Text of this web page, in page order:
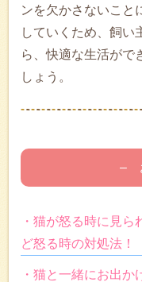
ンを欠かさないこと
していくため、飼い
ら、快適な生活がで
しょう。
–
・猫が怒る時に見
ど怒る時の対処法！
・猫と一緒にお出か